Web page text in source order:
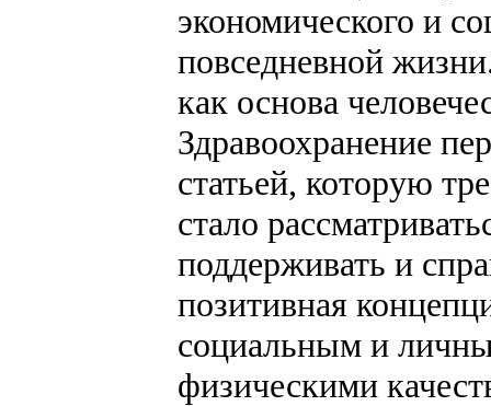
экономического и
повседневной
как основа
Здравоохранение
статьей, которую
стало
поддерживать и
позитивная
социальным и
физическими